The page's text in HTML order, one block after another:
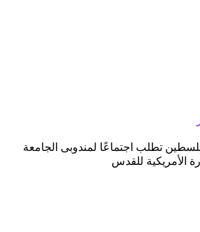
تطلب اجتماعًا لمندوبى الجامعة
الأمريكية للقدس